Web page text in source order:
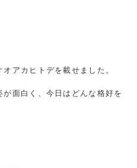
アカヒトデを載せました。
面白く、今日はどんな格好を